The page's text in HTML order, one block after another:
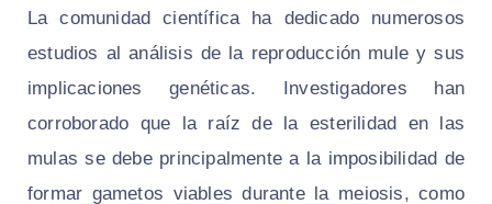
La comunidad científica ha dedicado numerosos
estudios al análisis de la reproducción mule y sus
implicaciones genéticas. Investigadores han
corroborado que la raíz de la esterilidad en las
mulas se debe principalmente a la imposibilidad de
formar gametos viables durante la meiosis, como